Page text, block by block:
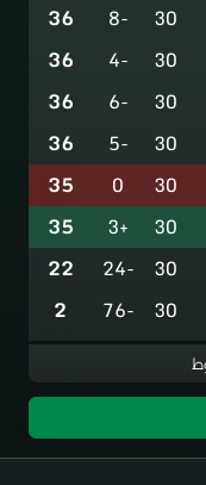
30
-8
36
30
-4
36
30
-6
36
30
-5
36
30
0
35
30
+3
35
30
-24
22
30
-76
2